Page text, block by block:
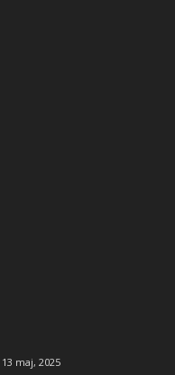
13 maj, 2025